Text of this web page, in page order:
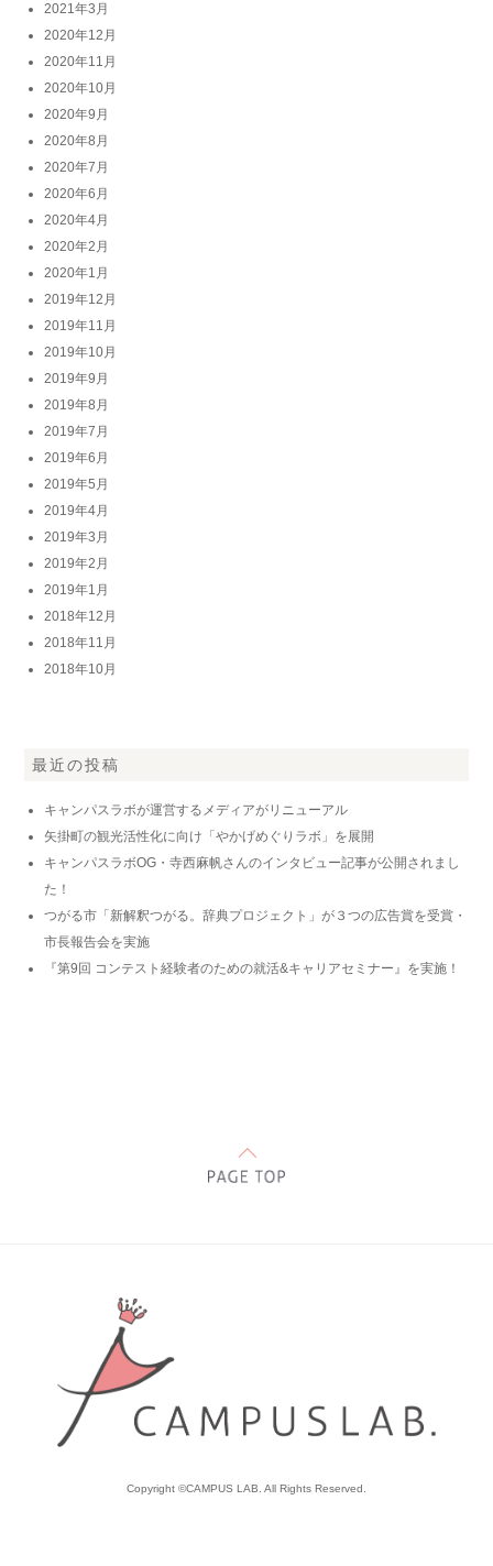
2021年3月
2020年12月
2020年11月
2020年10月
2020年9月
2020年8月
2020年7月
2020年6月
2020年4月
2020年2月
2020年1月
2019年12月
2019年11月
2019年10月
2019年9月
2019年8月
2019年7月
2019年6月
2019年5月
2019年4月
2019年3月
2019年2月
2019年1月
2018年12月
2018年11月
2018年10月
最近の投稿
キャンパスラボが運営するメディアがリニューアル
矢掛町の観光活性化に向け「やかげめぐりラボ」を展開
キャンパスラボOG・寺西麻帆さんのインタビュー記事が公開されまし
た！
つがる市「新解釈つがる。辞典プロジェクト」が３つの広告賞を受賞・
市長報告会を実施
『第9回 コンテスト経験者のための就活&キャリアセミナー』を実施！
Copyright ©CAMPUS LAB. All Rights Reserved.